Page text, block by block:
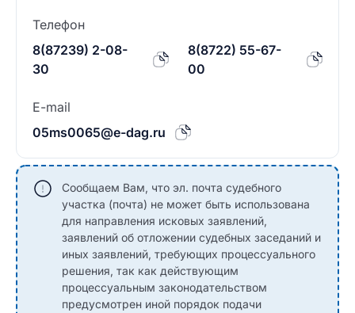
Телефон
8(87239) 2-08-
30
8(8722) 55-67-
00
E-mail
05ms0065@e-dag.ru
Сообщаем Вам, что эл. почта судебного
участка (почта) не может быть использована
для направления исковых заявлений,
заявлений об отложении судебных заседаний и
иных заявлений, требующих процессуального
решения, так как действующим
процессуальным законодательством
предусмотрен иной порядок подачи